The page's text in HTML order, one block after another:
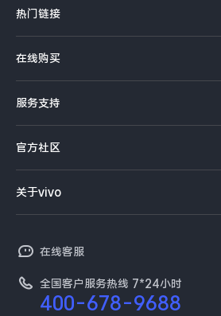
热门链接
S12系列
NEX系列
vivo摄影
常见问题
在线购买
选购手机
选购配件
企业服务
保障服务
服务支持
服务首页
服务网点查询
维修配件价格
官方社区
新浪微博
百度贴吧
关于vivo
工作机会
新闻资讯
在线客服
全国客户服务热线 7*24小时
400-678-9688